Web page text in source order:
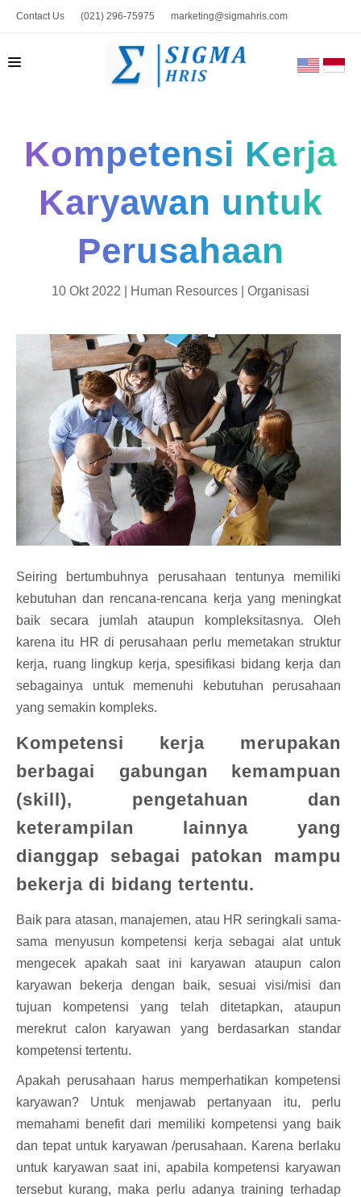
Contact Us (021) 296-75975 marketing@sigmahris.com
PRODUK
HUBUNGI KAMI
Kompetensi Kerja
Karyawan untuk
Perusahaan
10 Okt 2022 | Human Resources Organisasi
Seiring bertumbuhnya perusahaan tentunya memiliki
kebutuhan dan rencana-rencana kerja yang meningkat
baik secara jumlah ataupun kompleksitasnya. Oleh
karena itu HR di perusahaan perlu memetakan struktur
kerja, ruang lingkup kerja, spesifikasi bidang kerja dan
sebagainya untuk memenuhi kebutuhan perusahaan
yang semakin kompleks.
Kompetensi kerja merupakan
berbagai gabungan kemampuan
(skill), pengetahuan dan
keterampilan lainnya yang
dianggap sebagai patokan mampu
bekerja di bidang tertentu.
Baik para atasan, manajemen, atau HR seringkali sama-
sama menyusun kompetensi kerja sebagai alat untuk
mengecek apakah saat ini karyawan ataupun calon
karyawan bekerja dengan baik, sesuai visi/misi dan
tujuan kompetensi yang telah ditetapkan, ataupun
merekrut calon karyawan yang berdasarkan standar
kompetensi tertentu.
Apakah perusahaan harus memperhatikan kompetensi
karyawan? Untuk menjawab pertanyaan itu, perlu
memahami benefit dari memiliki kompetensi yang baik
dan tepat untuk karyawan /perusahaan. Karena berlaku
untuk karyawan saat ini, apabila kompetensi karyawan
tersebut kurang, maka perlu adanya training terhadap